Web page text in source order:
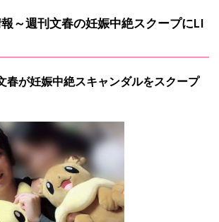
～週刊文春の妊娠中絶スクープにLI
春が妊娠中絶スキャンダルをスクープ